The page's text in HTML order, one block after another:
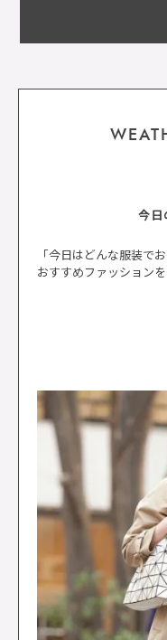
今日
「今日はどんな服装で
おすすめファッション